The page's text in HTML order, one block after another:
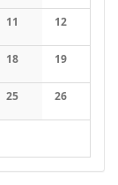
Keine
11 12
Keine
18 19
Keine
25 26
Keine